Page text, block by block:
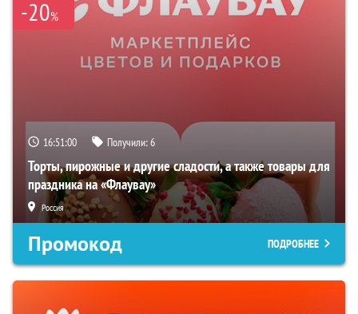
-20%
16:50:59 Получили:6
Торты, пирожные и другие сладости, а также товары для
праздника на «Флаувау»
Россия
Промокод ПОДРОБНЕЕ